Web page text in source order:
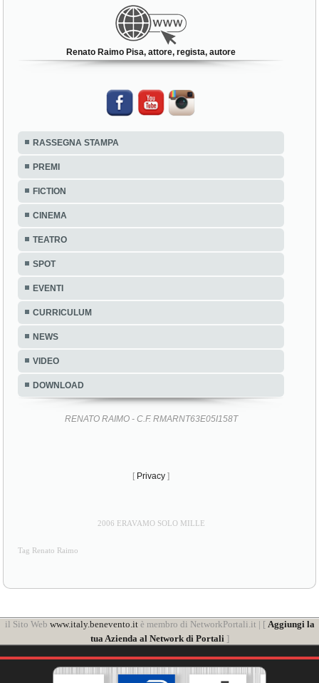
Renato Raimo Pisa, attore, regista, autore
RASSEGNA STAMPA
PREMI
FICTION
CINEMA
TEATRO
SPOT
EVENTI
CURRICULUM
NEWS
VIDEO
DOWNLOAD
RENATO RAIMO - C.F. RMARNT63E05I158T
[ Privacy ]
2006 ERAVAMO SOLO MILLE
Tag Renato Raimo
il Sito Web www.italy.benevento.itè membro di NetworkPortali.it | [ Aggiungi la
tua Azienda al Network di Portali]